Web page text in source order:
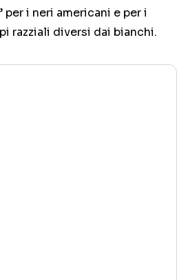
per i neri americani e per i
razziali diversi dai bianchi.